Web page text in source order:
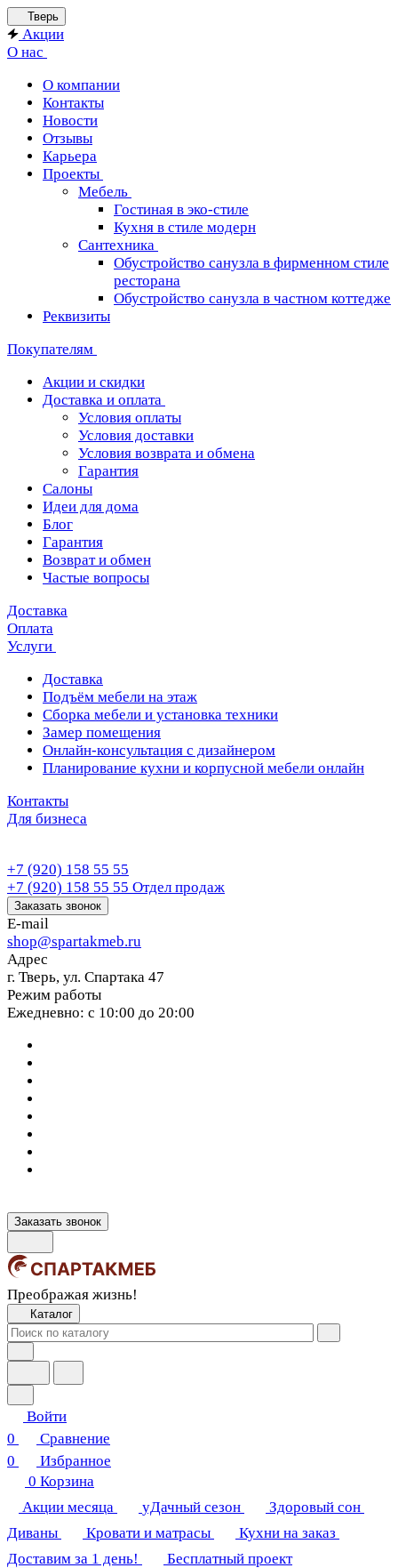
Тверь
Акции
О нас
О компании
Контакты
Новости
Отзывы
Карьера
Проекты
Мебель
Гостиная в эко-стиле
Кухня в стиле модерн
Сантехника
Обустройство санузла в фирменном стиле
ресторана
Обустройство санузла в частном коттедже
Реквизиты
Покупателям
Акции и скидки
Доставка и оплата
Условия оплаты
Условия доставки
Условия возврата и обмена
Гарантия
Салоны
Идеи для дома
Блог
Гарантия
Возврат и обмен
Частые вопросы
Доставка
Оплата
Услуги
Доставка
Подъём мебели на этаж
Сборка мебели и установка техники
Замер помещения
Онлайн-консультация с дизайнером
Планирование кухни и корпусной мебели онлайн
Контакты
Для бизнеса
+7 (920) 158 55 55
+7 (920) 158 55 55 Отдел продаж
Заказать звонок
E-mail
shop@spartakmeb.ru
Адрес
г. Тверь, ул. Спартака 47
Режим работы
Ежедневно: с 10:00 до 20:00
Заказать звонок
Преображая жизнь!
Каталог
Войти
0
Сравнение
0
Избранное
0 Корзина
Акции месяца
уДачный сезон
Здоровый сон
Диваны
Кровати и матрасы
Кухни на заказ
Доставим за 1 день!
Бесплатный проект